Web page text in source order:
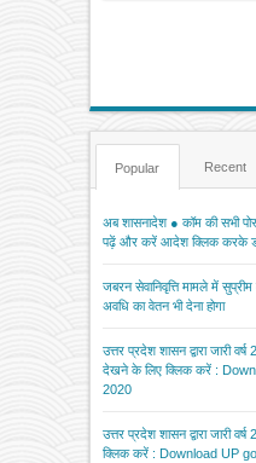
Popular Recent
अब शासनादेश ● कॉम की सभी
पढ़ें और करें आदेश क्लिक करके
जबरन सेवानिवृत्ति मामले में
अवधि का वेतन भी देना होगा
उत्तर प्रदेश शासन द्वारा जारी
देखने के लिए क्लिक करें :
2020
उत्तर प्रदेश शासन द्वारा जारी
क्लिक करें : Download UP